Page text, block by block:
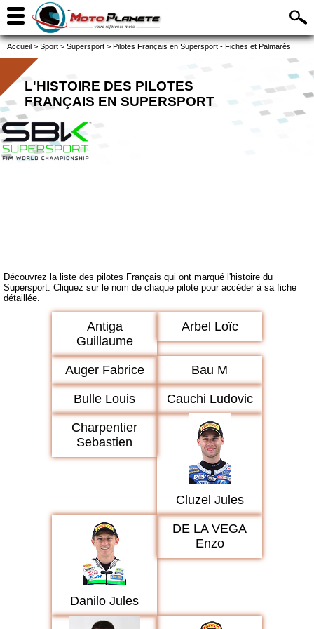
Accueil > Sport > Supersport > Pilotes Français en Supersport - Fiches et Palmarès
L'HISTOIRE DES PILOTES
FRANÇAIS EN SUPERSPORT
Découvrez la liste des pilotes Français qui ont marqué l'histoire du
Supersport. Cliquez sur le nom de chaque pilote pour accéder à sa fiche
détaillée.
Antiga
Guillaume
Arbel Loïc
Auger Fabrice Bau M
Bulle Louis Cauchi Ludovic
Charpentier
Sebastien
Cluzel Jules
Danilo Jules
DE LA VEGA
Enzo